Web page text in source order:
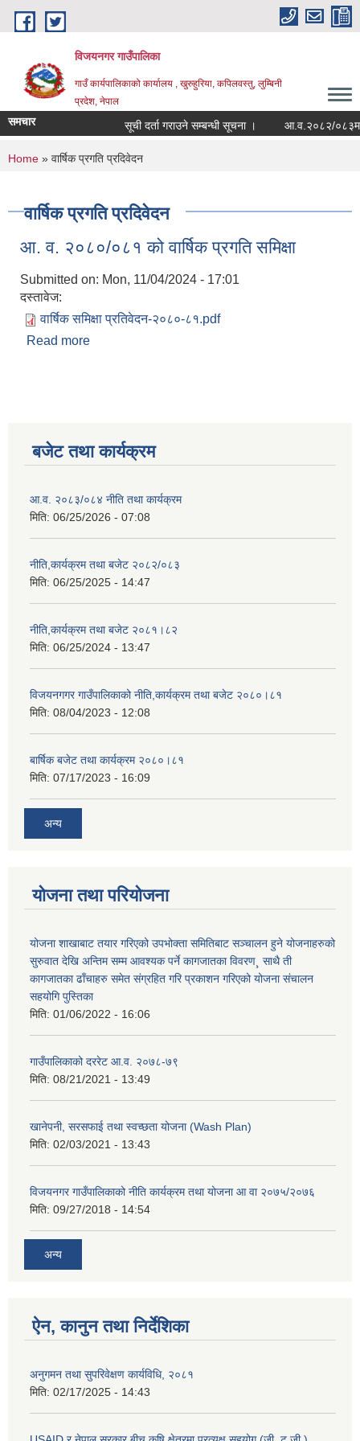
Skip to main content
विजयनगर गाउँपालिका
गाउँ कार्यपालिकाको कार्यालय , खुरुहुरिया, कपिलवस्तु, लुम्बिनी
प्रदेश, नेपाल
समचार सूची दर्ता गराउने सम्बन्धी सूचना । आ.व.२०८२/०८३मा
You are here
Home » वार्षिक प्रगति प्रदिवेदन
वार्षिक प्रगति प्रदिवेदन
आ. व. २०८०/०८१ को वार्षिक प्रगति समिक्षा
Submitted on: Mon, 11/04/2024 - 17:01
दस्तावेज:
वार्षिक समिक्षा प्रतिवेदन-२०८०-८१.pdf
Read more
बजेट तथा कार्यक्रम
आ.व. २०८३/०८४ नीति तथा कार्यक्रम
मिति: 06/25/2026 - 07:08
नीति,कार्यक्रम तथा बजेट २०८२/०८३
मिति: 06/25/2025 - 14:47
नीति,कार्यक्रम तथा बजेट २०८१।८२
मिति: 06/25/2024 - 13:47
विजयनगगर गाउँपालिकाको नीति,कार्यक्रम तथा बजेट २०८०।८१
मिति: 08/04/2023 - 12:08
बार्षिक बजेट तथा कार्यक्रम २०८०।८१
मिति: 07/17/2023 - 16:09
अन्य
योजना तथा परियोजना
योजना शाखाबाट तयार गरिएको उपभोक्ता समितिबाट सञ्चालन हुने योजनाहरुको
सुरुवात देखि अन्तिम सम्म आवश्यक पर्ने कागजातका विवरण¸ साथै ती
कागजातका ढाँचाहरु समेत संग्रहित गरि प्रकाशन गरिएको योजना संचालन
सहयोगि पुस्तिका
मिति: 01/06/2022 - 16:06
गाउँपालिकाको दररेट आ.व. २०७८-७९
मिति: 08/21/2021 - 13:49
खानेपनी, सरसफाई तथा स्वच्छता योजना (Wash Plan)
मिति: 02/03/2021 - 13:43
विजयनगर गाउँपालिकाको नीति कार्यक्रम तथा योजना आ वा २०७५/२०७६
मिति: 09/27/2018 - 14:54
अन्य
ऐन, कानुन तथा निर्देशिका
अनुगमन तथा सुपरिवेक्षण कार्यविधि, २०८१
मिति: 02/17/2025 - 14:43